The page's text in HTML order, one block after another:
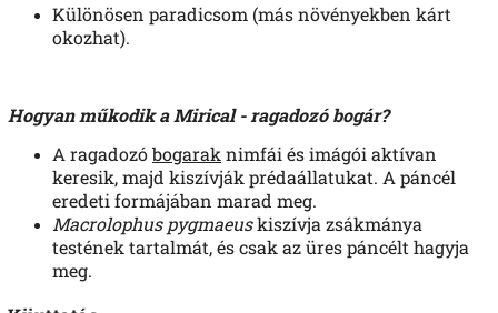
Különösen paradicsom (más növényekben kárt
okozhat).
Hogyan műkodik a Mirical - ragadozó bogár?
A ragadozóbogarak nimfái és imágói aktívan
keresik, majd kiszívják prédaállatukat. A páncél
eredeti formájában marad meg.
Macrolophus pygmaeuskiszívja zsákmánya
testének tartalmát, és csak az üres páncélt hagyja
meg.